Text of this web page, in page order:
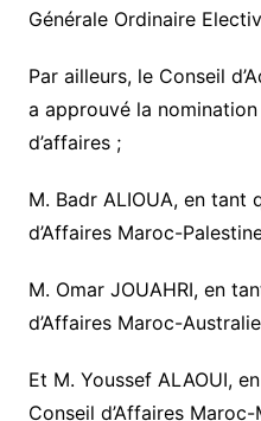
Générale Ordinaire
Par ailleurs, le Conseil
a approuvé la
d’affaires ;
M. Badr ALIOUA, en tant
d’Affaires Maroc-
M. Omar JOUAHRI, en
d’Affaires Maroc-
Et M. Youssef ALAOUI,
Conseil d’Affaires